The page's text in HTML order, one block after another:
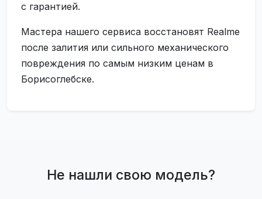
с гарантией.
Мастера нашего сервиса восстановят Realme
после залития или сильного механического
повреждения по самым низким ценам в
Борисоглебске.
Не нашли свою модель?